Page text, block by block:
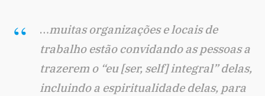
…muitas organizações e locais de
trabalho estão convidando as pessoas a
trazerem o “eu [ser, self] integral” delas,
incluindo a espiritualidade delas, para